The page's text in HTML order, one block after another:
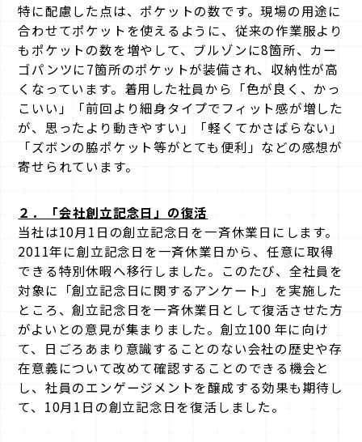
特に配慮した点は、ポケットの数です。現場の用途に
合わせてポケットを使えるように、従来の作業服より
もポケットの数を増やして、ブルゾンに8箇所、カー
ゴパンツに7箇所のポケットが装備され、収納性が高
くなっています。着用した社員から「色が良く、かっ
こいい」「前回より細身タイプでフィット感が増した
が、思ったより動きやすい」「軽くてかさばらない」
「ズボンの脇ポケット等がとても便利」などの感想が
寄せられています。
２．「会社創立記念日」の復活
当社は10月1日の創立記念日を一斉休業日にします。
2011年に創立記念日を一斉休業日から、任意に取得
できる特別休暇へ移行しました。このたび、全社員を
対象に「創立記念日に関するアンケート」を実施した
ところ、創立記念日を一斉休業日として復活させた方
がよいとの意見が集まりました。創立100 年に向け
て、日ごろあまり意識することのない会社の歴史や存
在意義について改めて確認することのできる機会と
し、社員のエンゲージメントを醸成する効果も期待し
て、10月1日の創立記念日を復活しました。